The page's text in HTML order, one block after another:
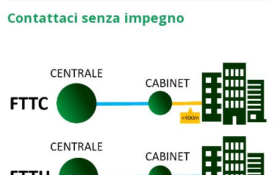
Contattaci senza impegno